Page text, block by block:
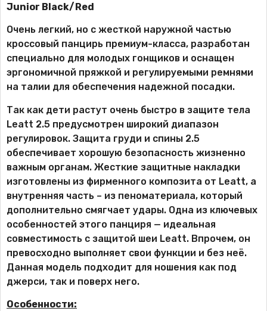
Junior Black/Red
Очень легкий, но с жесткой наружной частью
кроссовый панцирь премиум-класса, разработан
специально для молодых гонщиков и оснащен
эргономичной пряжкой и регулируемыми ремнями
на талии для обеспечения надежной посадки.
Так как дети растут очень быстро в защите тела
Leatt 2.5 предусмотрен широкий диапазон
регулировок. Защита груди и спины 2.5
обеспечивает хорошую безопасность жизненно
важным органам. Жесткие защитные накладки
изготовлены из фирменного композита от Leatt, а
внутренняя часть – из пеноматериала, который
дополнительно смягчает удары. Одна из ключевых
особенностей этого панциря — идеальная
совместимость с защитой шеи Leatt. Впрочем, он
превосходно выполняет свои функции и без неё.
Данная модель подходит для ношения как под
джерси, так и поверх него.
Особенности: